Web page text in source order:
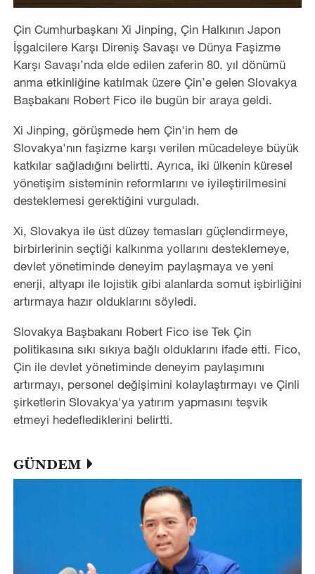
Çin Cumhurbaşkanı Xi Jinping, Çin Halkının Japon
İşgalcilere Karşı Direniş Savaşı ve Dünya Faşizme
Karşı Savaşı’nda elde edilen zaferin 80. yıl dönümü
anma etkinliğine katılmak üzere Çin’e gelen Slovakya
Başbakanı Robert Fico ile bugün bir araya geldi.
Xi Jinping, görüşmede hem Çin'in hem de
Slovakya'nın faşizme karşı verilen mücadeleye büyük
katkılar sağladığını belirtti. Ayrıca, iki ülkenin küresel
yönetişim sisteminin reformlarını ve iyileştirilmesini
desteklemesi gerektiğini vurguladı.
Xi, Slovakya ile üst düzey temasları güçlendirmeye,
birbirlerinin seçtiği kalkınma yollarını desteklemeye,
devlet yönetiminde deneyim paylaşmaya ve yeni
enerji, altyapı ile lojistik gibi alanlarda somut işbirliğini
artırmaya hazır olduklarını söyledi.
Slovakya Başbakanı Robert Fico ise Tek Çin
politikasına sıkı sıkıya bağlı olduklarını ifade etti. Fico,
Çin ile devlet yönetiminde deneyim paylaşımını
artırmayı, personel değişimini kolaylaştırmayı ve Çinli
şirketlerin Slovakya'ya yatırım yapmasını teşvik
etmeyi hedeflediklerini belirtti.
GÜNDEM